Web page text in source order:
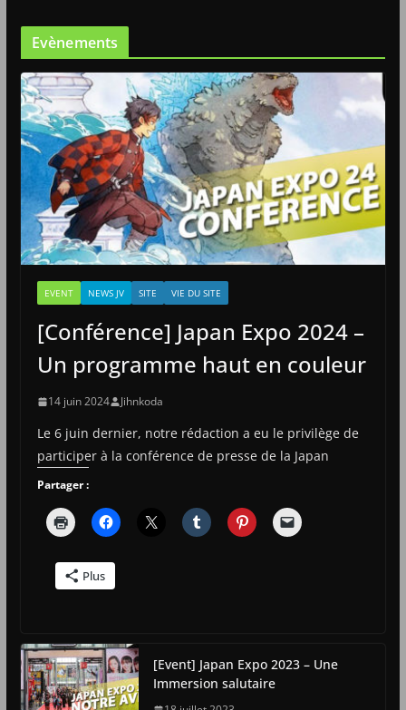
Evènements
EVENT NEWS JV SITE VIE DU SITE
[Conférence] Japan Expo 2024 –
Un programme haut en couleur
14 juin 2024 Jihnkoda
Le 6 juin dernier, notre rédaction a eu le privilège de
participer à la conférence de presse de la Japan
Partager :
Plus
[Event] Japan Expo 2023 – Une
Immersion salutaire